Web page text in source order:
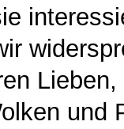
und